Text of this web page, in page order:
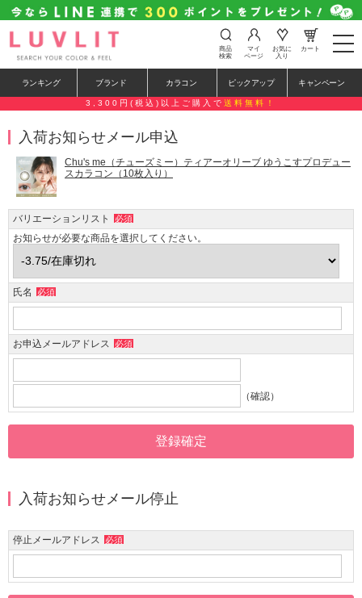
t
o
e
n
g
o
商品
検索
マイ
ページ
お気に
入り
カート
ランキング ブランド カラコン ピックアップ キャンペーン
3,300円(税込)以上ご購入で 送料無料！
入荷お知らせメール申込
Chu's me（チューズミー）ティアーオリーブ ゆうこすプロデュー
スカラコン（10枚入り）
バリエーションリスト 必須
お知らせが必要な商品を選択してください。
氏名 必須
お申込メールアドレス 必須
（確認）
入荷お知らせメール停止
停止メールアドレス 必須